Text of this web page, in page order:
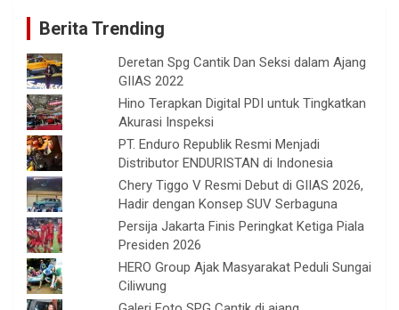
Berita Trending
Deretan Spg Cantik Dan Seksi dalam Ajang
GIIAS 2022
Hino Terapkan Digital PDI untuk Tingkatkan
Akurasi Inspeksi
PT. Enduro Republik Resmi Menjadi
Distributor ENDURISTAN di Indonesia
Chery Tiggo V Resmi Debut di GIIAS 2026,
Hadir dengan Konsep SUV Serbaguna
Persija Jakarta Finis Peringkat Ketiga Piala
Presiden 2026
HERO Group Ajak Masyarakat Peduli Sungai
Ciliwung